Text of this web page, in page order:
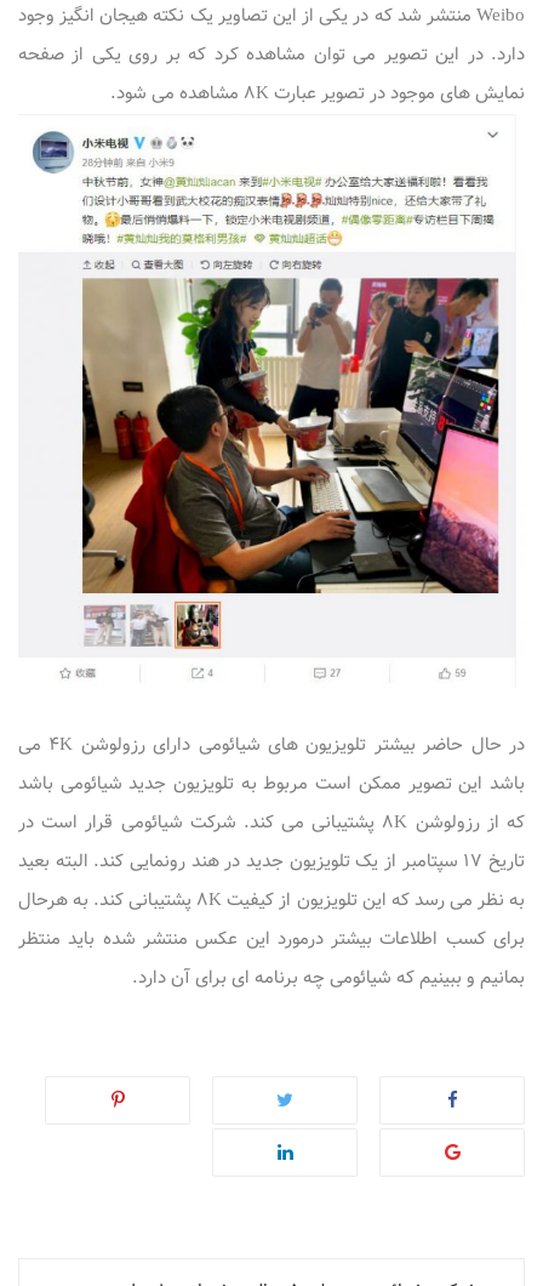
Weibo منتشر شد که در یکی از این تصاویر یک نکته هیجان انگیز وجود
دارد. در این تصویر می توان مشاهده کرد که بر روی یکی از صفحه
نمایش های موجود در تصویر عبارت 8K مشاهده می شود.
در حال حاضر بیشتر تلویزیون های شیائومی دارای رزولوشن 4K می
باشد این تصویر ممکن است مربوط به تلویزیون جدید شیائومی باشد
که از رزولوشن 8K پشتیبانی می کند. شرکت شیائومی قرار است در
تاریخ 17 سپتامبر از یک تلویزیون جدید در هند رونمایی کند. البته بعید
به نظر می رسد که این تلویزیون از کیفیت 8K پشتیبانی کند. به هرحال
برای کسب اطلاعات بیشتر درمورد این عکس منتشر شده باید منتظر
بمانیم و ببینیم که شیائومی چه برنامه ای برای آن دارد.